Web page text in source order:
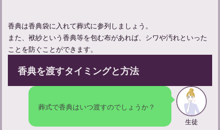
出棺時にクラクションを鳴らす意味とは？葬儀のマナーもご紹介
香典は香典袋に入れて葬式に参列しましょう。
また、袱紗という香典等を包む布があれば、シワや汚れといった
ことを防ぐことができます。
香典を渡すタイミングと方法
葬式で香典はいつ渡すのでしょうか？
生徒